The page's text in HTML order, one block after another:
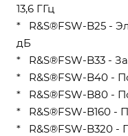
13,6 ГГц
* R&S®FSW-B25 -
дБ
* R&S®FSW-B33 -
* R&S®FSW-B40 -
* R&S®FSW-B80 -
* R&S®FSW-B160 -
* R&S®FSW-B320 -